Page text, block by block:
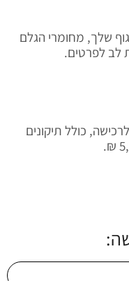
שלך, מחומרי הגלם
לב לפרטים.
כולל תיקונים